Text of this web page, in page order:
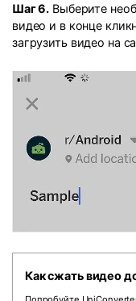
Шаг 6. Выберите
видео и в конце
загрузить видео на
Как сжать видео